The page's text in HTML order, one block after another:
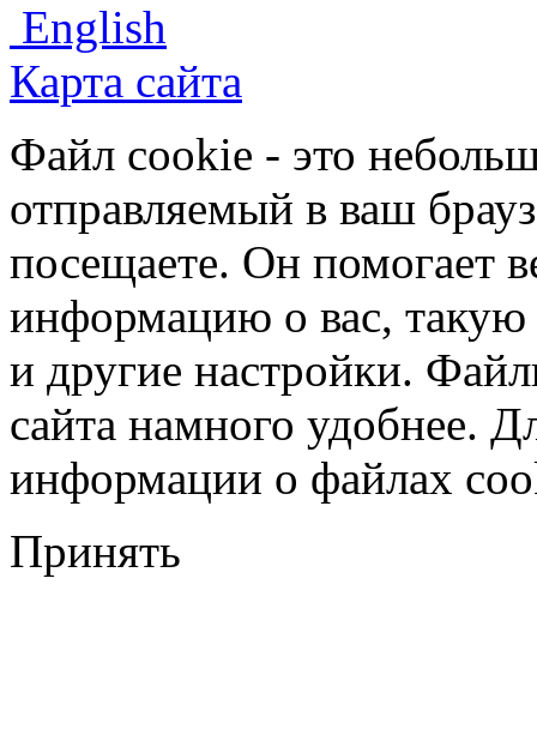
English
Карта сайта
Файл cookie - это
отправляемый в ваш
посещаете. Он помогает
информацию о вас, такую
и другие настройки.
сайта намного удобнее.
информации о файлах
Принять